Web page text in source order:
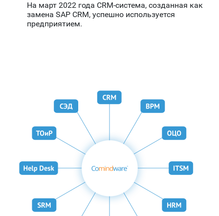
На март 2022 года CRM-система, созданная как
замена SAP CRM, успешно используется
предприятием.